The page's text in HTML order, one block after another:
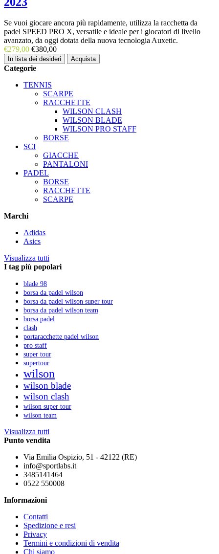
Se vuoi giocare ancora più rapidamente, utilizza la racchetta da
padel SPEED PRO X, versatile e ideale per i giocatori di livello
avanzato, da oggi dotata della nuova tecnologia Auxetic.
€279,00 €380,00
Categorie
TENNIS
SCARPE
RACCHETTE
WILSON CLASH
WILSON BLADE
WILSON PRO STAFF
BORSE
SCI
GIACCHE
PANTALONI
PADEL
BORSE
RACCHETTE
SCARPE
Marchi
Adidas
Asics
Visualizza tutti
I tag più popolari
blade 98
borsa da padel wilson
borsa da padel wilson super tour
borsa da padel wilson team
borsa padel
clash
portaracchette padel wilson
pro staff
super tour
supertour
wilson
wilson blade
wilson clash
wilson super tour
wilson team
Visualizza tutti
Punto vendita
Via Emilia Ospizio, 51 - 42122 (RE)
info@sportlabs.it
3485141464
0522 550008
Informazioni
Contatti
Spedizione e resi
Privacy
Termini e condizioni di vendita
Chi siamo